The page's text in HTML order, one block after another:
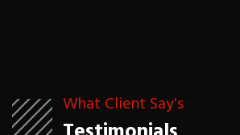
What Client Say's